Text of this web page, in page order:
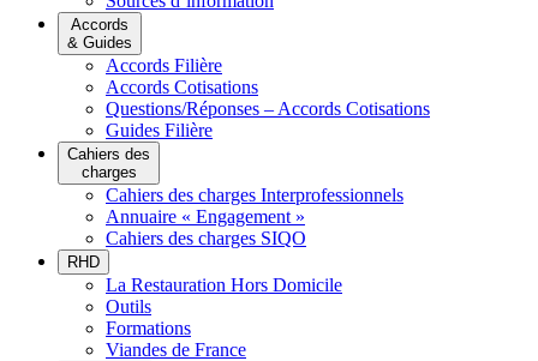
Accords
& Guides
Accords Filière
Accords Cotisations
Questions/Réponses – Accords Cotisations
Guides Filière
Cahiers des
charges
Cahiers des charges Interprofessionnels
Annuaire « Engagement »
Cahiers des charges SIQO
RHD
La Restauration Hors Domicile
Outils
Formations
Viandes de France